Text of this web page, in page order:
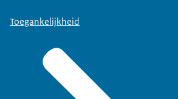
Toegankelijkheid